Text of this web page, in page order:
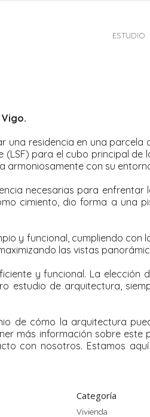
ESTUDIO
residencia en una
para el cubo principal
armoniosamente con su
necesarias para
cimiento, dio forma a una
y funcional, cumpliendo
las vistas
y funcional. La elección
estudio de arquitectura,
de cómo la arquitectura
más información sobre
con nosotros. Estamos
Categoría
Vivienda